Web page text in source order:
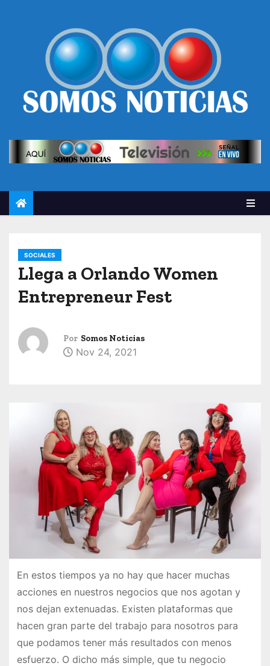
SOCIALES
Llega a Orlando Women
Entrepreneur Fest
Por Somos Noticias
Nov 24, 2021
En estos tiempos ya no hay que hacer muchas
acciones en nuestros negocios que nos agotan y
nos dejan extenuadas. Existen plataformas que
hacen gran parte del trabajo para nosotros para
que podamos tener más resultados con menos
esfuerzo. O dicho más simple, que tu negocio